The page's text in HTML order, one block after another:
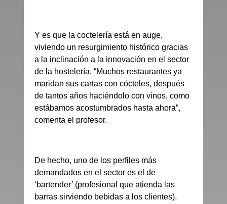
Y es que la coctelería está en auge,
viviendo un resurgimiento histórico gracias
a la inclinación a la innovación en el sector
de la hostelería. “Muchos restaurantes ya
maridan sus cartas con cócteles, después
de tantos años haciéndolo con vinos, como
estábamos acostumbrados hasta ahora”,
comenta el profesor.
De hecho, uno de los perfiles más
demandados en el sector es el de
‘bartender’ (profesional que atienda las
barras sirviendo bebidas a los clientes),